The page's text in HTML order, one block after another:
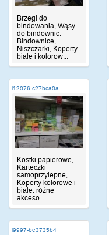
Brzegi do
bindowania, Wąsy
do bindownic,
Bindownice,
Niszczarki, Koperty
białe i kolorow...
i12076-c27bca0a
Kostki papierowe,
Karteczki
samoprzylepne,
Koperty kolorowe i
białe, różne
akceso...
i9997-be3735b4